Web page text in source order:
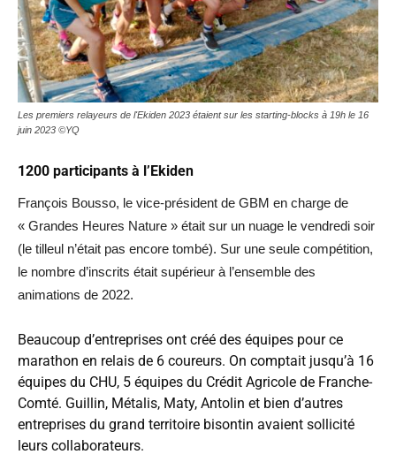
Les premiers relayeurs de l'Ekiden 2023 étaient sur les starting-blocks à 19h le 16
juin 2023 ©YQ
1200 participants à l’Ekiden
François Bousso, le vice-président de GBM en charge de
« Grandes Heures Nature » était sur un nuage le vendredi soir
(le tilleul n’était pas encore tombé). Sur une seule compétition,
le nombre d’inscrits était supérieur à l’ensemble des
animations de 2022.
Beaucoup d’entreprises ont créé des équipes pour ce
marathon en relais de 6 coureurs. On comptait jusqu’à 16
équipes du CHU, 5 équipes du Crédit Agricole de Franche-
Comté. Guillin, Métalis, Maty, Antolin et bien d’autres
entreprises du grand territoire bisontin avaient sollicité
leurs collaborateurs.